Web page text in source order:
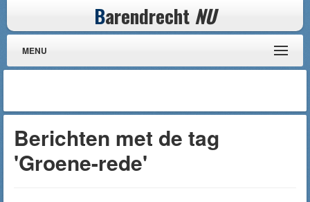
Barendrecht NU
MENU
Berichten met de tag
'Groene-rede'